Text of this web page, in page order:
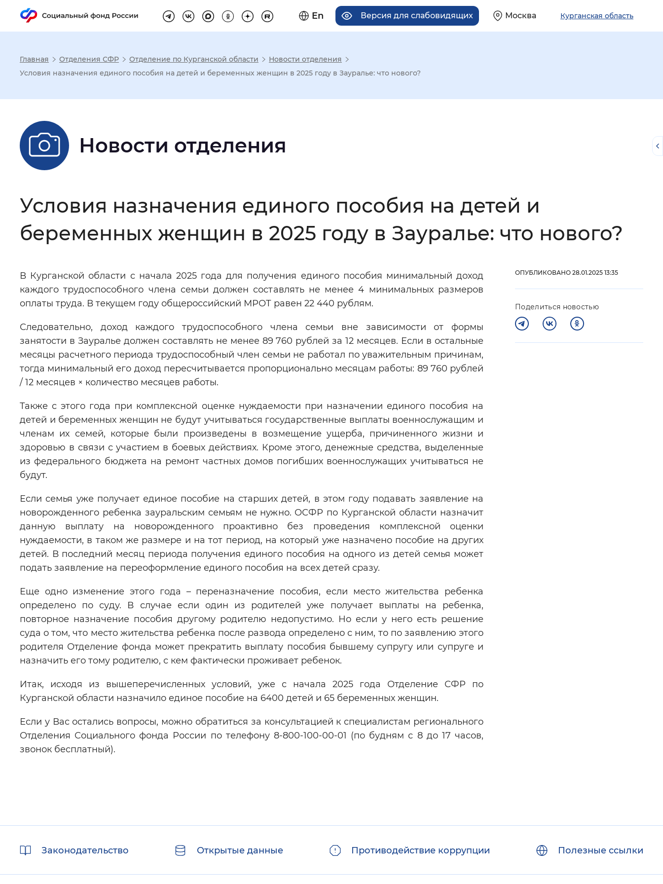
En Версия для слабовидящих Москва Курганская область
Настройка режима отображения
Шрифт: Без засечек С засечками
Цвет сайта : Монохромный Инверсивный монохромный Синий фон
Изображения: Включены Выключены
Вернуть стандартные настройки
Главная Отделения СФР Отделение по Курганской области
Новости отделения
Условия назначения единого пособия на детей и беременных женщин в 2025 году в Зауралье: что нового?
Новости отделения
Условия назначения единого пособия на детей и
беременных женщин в 2025 году в Зауралье: что нового?
В Курганской области с начала 2025 года для получения единого пособия минимальный доход
каждого трудоспособного члена семьи должен составлять не менее 4 минимальных размеров
оплаты труда. В текущем году общероссийский МРОТ равен 22 440 рублям.
Следовательно, доход каждого трудоспособного члена семьи вне зависимости от формы
занятости в Зауралье должен составлять не менее 89 760 рублей за 12 месяцев. Если в остальные
месяцы расчетного периода трудоспособный член семьи не работал по уважительным причинам,
тогда минимальный его доход пересчитывается пропорционально месяцам работы: 89 760 рублей
/ 12 месяцев × количество месяцев работы.
Также с этого года при комплексной оценке нуждаемости при назначении единого пособия на
детей и беременных женщин не будут учитываться государственные выплаты военнослужащим и
членам их семей, которые были произведены в возмещение ущерба, причиненного жизни и
здоровью в связи с участием в боевых действиях. Кроме этого, денежные средства, выделенные
из федерального бюджета на ремонт частных домов погибших военнослужащих учитываться не
будут.
Если семья уже получает единое пособие на старших детей, в этом году подавать заявление на
новорожденного ребенка зауральским семьям не нужно. ОСФР по Курганской области назначит
данную выплату на новорожденного проактивно без проведения комплексной оценки
нуждаемости, в таком же размере и на тот период, на который уже назначено пособие на других
детей. В последний месяц периода получения единого пособия на одного из детей семья может
подать заявление на переоформление единого пособия на всех детей сразу.
Еще одно изменение этого года – переназначение пособия, если место жительства ребенка
определено по суду. В случае если один из родителей уже получает выплаты на ребенка,
повторное назначение пособия другому родителю недопустимо. Но если у него есть решение
суда о том, что место жительства ребенка после развода определено с ним, то по заявлению этого
родителя Отделение фонда может прекратить выплату пособия бывшему супругу или супруге и
назначить его тому родителю, с кем фактически проживает ребенок.
Итак, исходя из вышеперечисленных условий, уже с начала 2025 года Отделение СФР по
Курганской области назначило единое пособие на 6400 детей и 65 беременных женщин.
Если у Вас остались вопросы, можно обратиться за консультацией к специалистам регионального
Отделения Социального фонда России по телефону 8-800-100-00-01 (по будням с 8 до 17 часов,
звонок бесплатный).
ОПУБЛИКОВАНО 28.01.2025 13:35
Поделиться новостью
ссылкиЗаконодательство Открытые данные Противодействие коррупции Полезные ссылки